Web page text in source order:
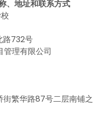
、地址和联系方式
路732号
管理有限公司
街繁华路87号二层南铺之